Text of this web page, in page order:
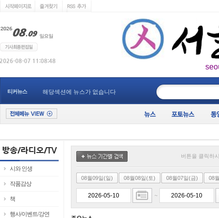
티커뉴스 해당섹션에 뉴스가 없습니다
시와 인생
작품감상
책
행사/이벤트/강연
버튼을 클릭하
08월09일(일) 08월08일(토) 08월07일(금) 08
~